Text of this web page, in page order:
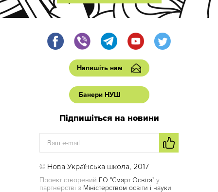
Напишіть нам
Банери НУШ
Підпишіться на новини
© Нова Українська школа, 2017
Проект створений ГО "Смарт Освіта" у
партнерстві з Міністерством освіти і науки